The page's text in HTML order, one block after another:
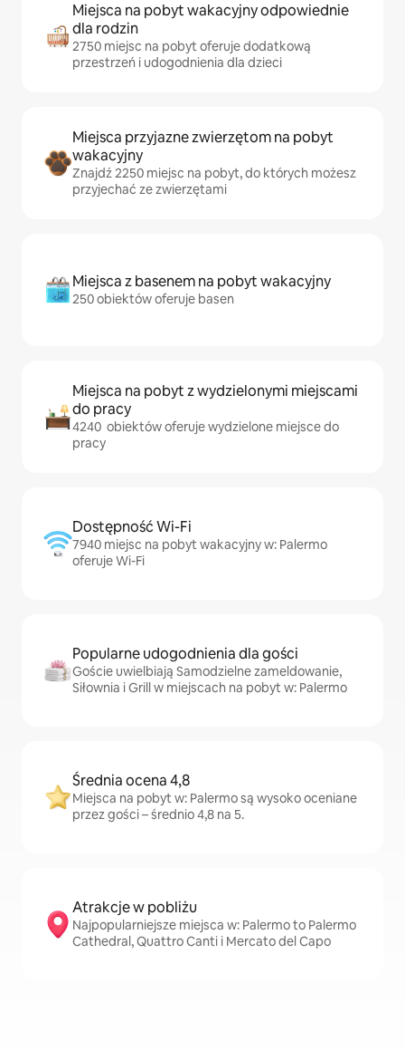
Miejsca na pobyt wakacyjny odpowiednie
dla rodzin
2750 miejsc na pobyt oferuje dodatkową
przestrzeń i udogodnienia dla dzieci
Miejsca przyjazne zwierzętom na pobyt
wakacyjny
Znajdź 2250 miejsc na pobyt, do których możesz
przyjechać ze zwierzętami
Miejsca z basenem na pobyt wakacyjny
250 obiektów oferuje basen
Miejsca na pobyt z wydzielonymi miejscami
do pracy
4240 obiektów oferuje wydzielone miejsce do
pracy
Dostępność Wi-Fi
7940 miejsc na pobyt wakacyjny w: Palermo
oferuje Wi-Fi
Popularne udogodnienia dla gości
Goście uwielbiają Samodzielne zameldowanie,
Siłownia i Grill w miejscach na pobyt w: Palermo
Średnia ocena 4,8
Miejsca na pobyt w: Palermo są wysoko oceniane
przez gości – średnio 4,8 na 5.
Atrakcje w pobliżu
Najpopularniejsze miejsca w: Palermo to Palermo
Cathedral, Quattro Canti i Mercato del Capo